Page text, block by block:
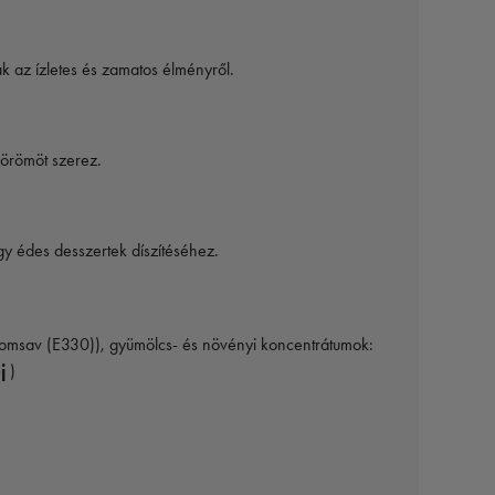
az ízletes és zamatos élményről.
szerez.
édes desszertek díszítéséhez.
(E330)), gyümölcs- és növényi koncentrátumok:
)